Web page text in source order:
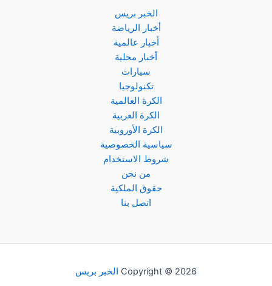
الخبر بريس
أخبار الرياضة
أخبار عالمية
أخبار محلية
سيارات
تكنولوجيا
الكرة العالمية
الكرة العربية
الكرة الأوروبية
سياسية الخصوصية
شروط الاستخدام
من نحن
حقوق الملكية
اتصل بنا
Copyright © 2026 الخبر بريس